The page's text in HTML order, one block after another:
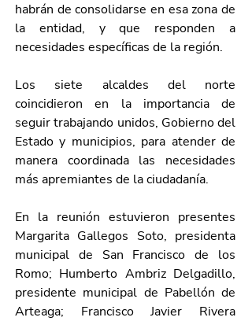
habrán de consolidarse en esa zona de
la entidad, y que responden a
necesidades específicas de la región.
Los siete alcaldes del norte
coincidieron en la importancia de
seguir trabajando unidos, Gobierno del
Estado y municipios, para atender de
manera coordinada las necesidades
más apremiantes de la ciudadanía.
En la reunión estuvieron presentes
Margarita Gallegos Soto, presidenta
municipal de San Francisco de los
Romo; Humberto Ambriz Delgadillo,
presidente municipal de Pabellón de
Arteaga; Francisco Javier Rivera